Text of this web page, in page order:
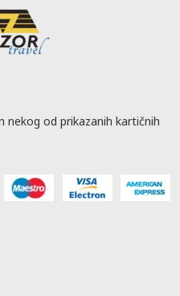
nekog od prikazanih kartičnih